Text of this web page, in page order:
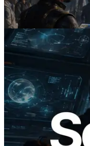
Lire cet article